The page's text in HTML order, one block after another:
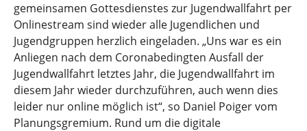
gemeinsamen Gottesdienstes zur Jugendwallfahrt per
Onlinestream sind wieder alle Jugendlichen und
Jugendgruppen herzlich eingeladen. „Uns war es ein
Anliegen nach dem Coronabedingten Ausfall der
Jugendwallfahrt letztes Jahr, die Jugendwallfahrt im
diesem Jahr wieder durchzuführen, auch wenn dies
leider nur online möglich ist“, so Daniel Poiger vom
Planungsgremium. Rund um die digitale